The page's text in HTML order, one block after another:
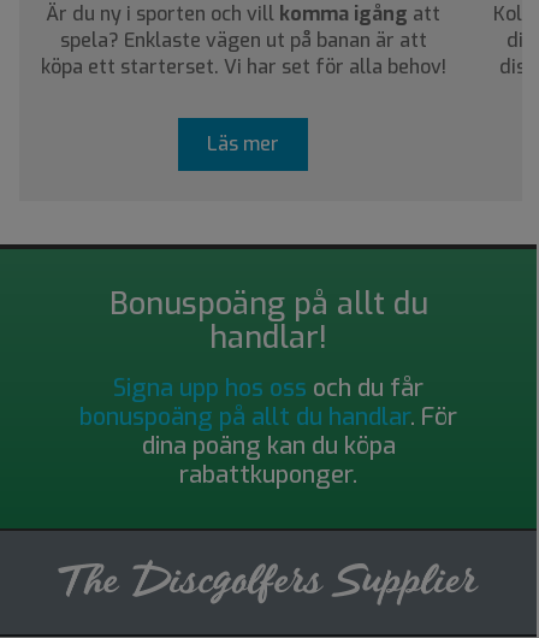
Är du ny i sporten och vill komma igång att
spela? Enklaste vägen ut på banan är att
köpa ett starterset. Vi har set för alla behov!
Läs mer
Bonuspoäng på allt du
handlar!
Signa upp hos oss och du får
bonuspoäng på allt du handlar. För
dina poäng kan du köpa
rabattkuponger.